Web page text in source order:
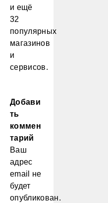
и ещё
32
популярных
магазинов
и
сервисов.
Добави
ть
коммен
тарий
Ваш
адрес
email не
будет
опубликован.